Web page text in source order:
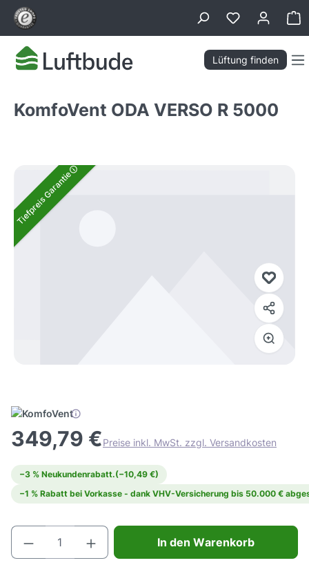
springen
Lüftung finden
KomfoVent ODA VERSO R 5000
Bildergalerie überspringen
Tiefpreis Garantie
349,79 €Preise inkl. MwSt. zzgl. Versandkosten
−3 % Neukundenrabatt.(−10,49 €)
−1 % Rabatt bei Vorkasse - dank VHV-Versicherung bis 50.000 €
Produkt Anzahl: Gib den gewünschten
In den Warenkorb